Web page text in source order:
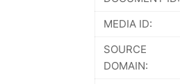
MEDIA ID:
SOURCE
DOMAIN: